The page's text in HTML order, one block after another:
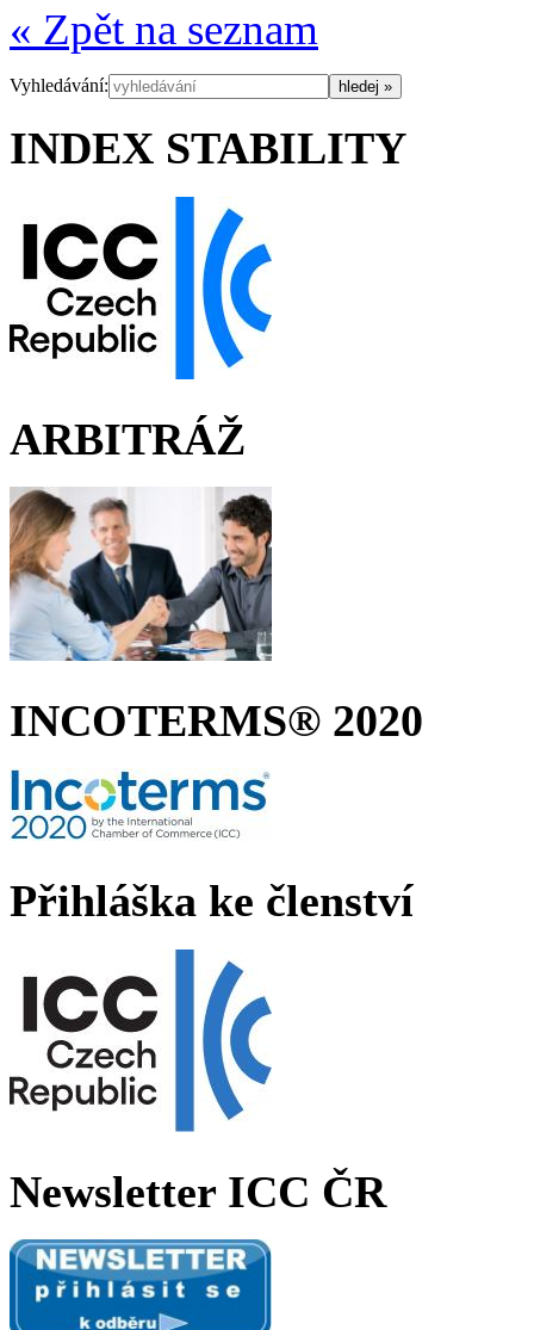
« Zpět na seznam
Vyhledávání:
INDEX STABILITY
ARBITRÁŽ
INCOTERMS® 2020
Přihláška ke členství
Newsletter ICC ČR